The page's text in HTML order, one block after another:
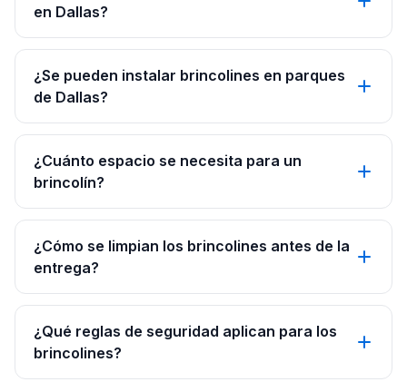
en Dallas?
¿Se pueden instalar brincolines en parques
de Dallas?
¿Cuánto espacio se necesita para un
brincolín?
¿Cómo se limpian los brincolines antes de la
entrega?
¿Qué reglas de seguridad aplican para los
brincolines?